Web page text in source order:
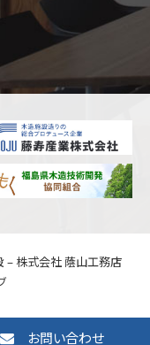
お問い合わせ
– 株式会社 蔭山工務店